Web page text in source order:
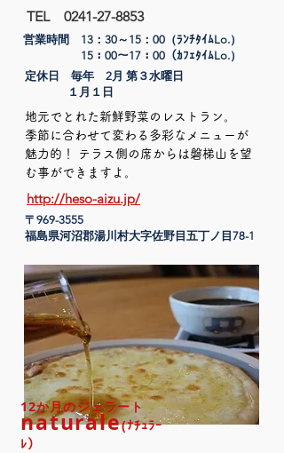
TEL0241-27-8853
営業時間 13：30～15：00（ﾗﾝﾁﾀｲﾑLo.）
​ 15：00～17：00（ｶﾌｪﾀｲﾑLo.）
定休日 毎年 2月 第３水曜日
１月１日
地元でとれた新鮮野菜のレストラン。
季節に合わせて変わる多彩なメニューが
魅力的！ テラス側の席からは磐梯山を望
む事ができますよ。
http://heso-aizu.jp/
〒969-3555
​福島県河沼郡湯川村大字佐野目五丁ノ目78-1
12か月のジェラート
naturale(ﾅﾁｭﾗｰ
ﾚ）